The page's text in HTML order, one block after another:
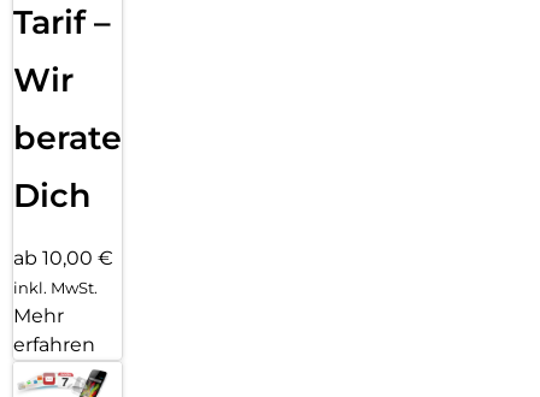
Tarif –
Wir
beraten
Dich
ab 10,00 €
inkl. MwSt.
Mehr
erfahren